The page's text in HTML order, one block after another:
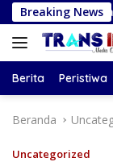
Langsung
ke
konten
Breaking News
Magetan
Berita Peristiwa
Beranda
Uncategorized